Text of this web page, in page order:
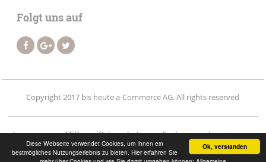
Ok, verstanden
Diese Webseite verwendet Cookies, um Ihnen ein
bestmögliches Nutzungserlebnis zu bieten. Hier erfahren Sie
Folgt uns auf
Copyright 2017 bis heute a-Commerce AG. All rights reserved
Impressum AGB Datenschutz Suchen
Inserieren
Händler
Vermietung Kontakt Login